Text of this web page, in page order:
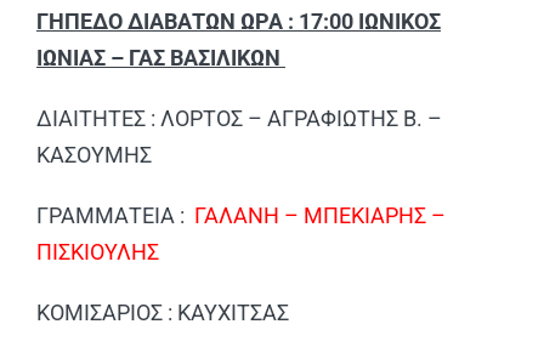
ΓΗΠΕΔΟ ΔΙΑΒΑΤΩΝ ΩΡΑ : 17:00 ΙΩΝΙΚΟΣ
ΙΩΝΙΑΣ – ΓΑΣ ΒΑΣΙΛΙΚΩΝ
ΔΙΑΙΤΗΤΕΣ : ΛΟΡΤΟΣ – ΑΓΡΑΦΙΩΤΗΣ Β. –
ΚΑΣΟΥΜΗΣ
ΓΡΑΜΜΑΤΕΙΑ : ΓΑΛΑΝΗ – ΜΠΕΚΙΑΡΗΣ –
ΠΙΣΚΙΟΥΛΗΣ
ΚΟΜΙΣΑΡΙΟΣ : ΚΑΥΧΙΤΣΑΣ